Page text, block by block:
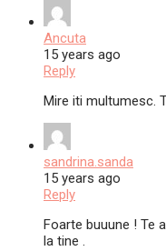
Ancuta
15 years ago
Reply
Mire iti multumesc.
sandrina.sanda
15 years ago
Reply
Foarte buuune ! Te
la tine .